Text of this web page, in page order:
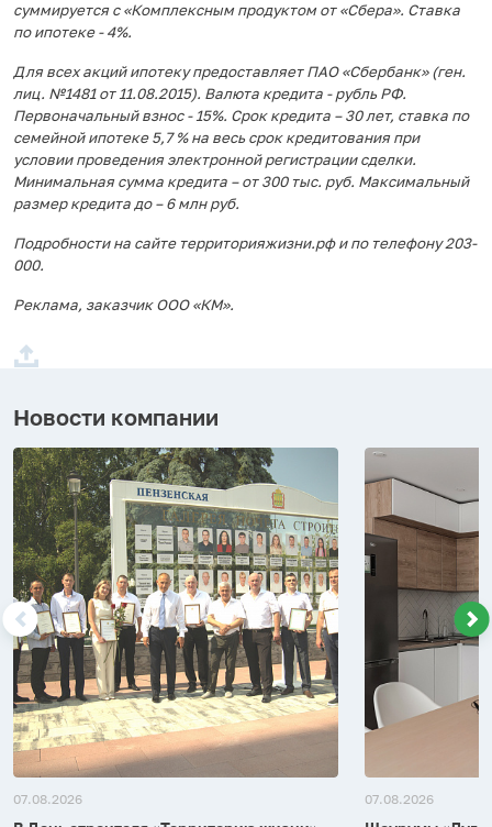
суммируется с «Комплексным продуктом от «Сбера». Ставка
по ипотеке - 4%.
Для всех акций ипотеку предоставляет ПАО «Сбербанк» (ген.
лиц. №1481 от 11.08.2015). Валюта кредита - рубль РФ.
Первоначальный взнос - 15%. Срок кредита – 30 лет, ставка по
семейной ипотеке 5,7 % на весь срок кредитования при
условии проведения электронной регистрации сделки.
Минимальная сумма кредита – от 300 тыс. руб. Максимальный
размер кредита до – 6 млн руб.
Подробности на сайте территорияжизни.рф и по телефону 203-
000.
Реклама, заказчик ООО «КМ».
Новости компании
07.08.2026 07.08.2026